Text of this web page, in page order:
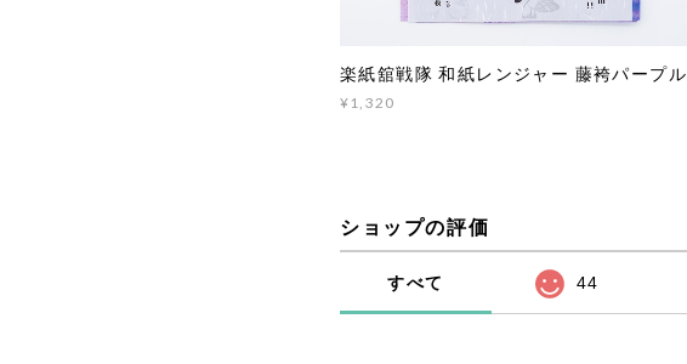
楽紙舘戦隊 和紙レンジャー 藤袴パープル
¥1,320
ショップの評価
すべて 44